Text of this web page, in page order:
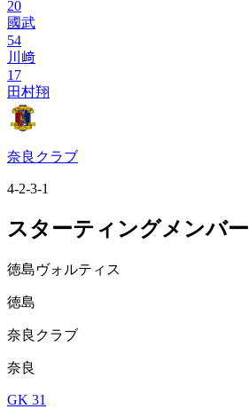
20
國武
54
川﨑
17
田村翔
奈良クラブ
4-2-3-1
スターティングメンバー
徳島ヴォルティス
徳島
奈良クラブ
奈良
GK 31